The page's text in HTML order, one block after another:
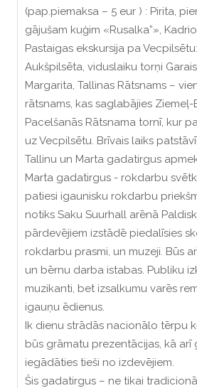
(pap.piemaksa – 5 eur ) : Pirita,
gājušam kuģim «Rusalka”»,
Pastaigas ekskursija pa
Aukšpilsēta, viduslaiku torņi Garais
Margarita, Tallinas Rātsnams –
rātsnams, kas saglabājies Ziemeļ-
Pacelšanās Rātsnama tornī, kur
uz Vecpilsētu. Brīvais laiks
Tallinu un Marta gadatirgus
Marta gadatirgus - rokdarbu
patiesi igaunisku rokdarbu
notiks Saku Suurhall arēnā
pārdevējiem izstādē piedalīsies
rokdarbu prasmi, un muzeji. Būs
un bērnu darba istabas. Publiku
muzikanti, bet izsalkumu varēs
igauņu ēdienus.
Ik dienu strādās nacionālo tērpu
būs grāmatu prezentācijas, kā arī
iegādāties tieši no izdevējiem.
Šis gadatirgus – ne tikai